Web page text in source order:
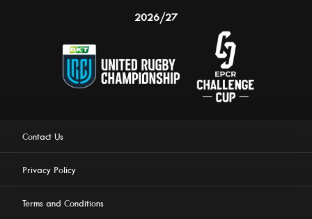
2026/27
Contact Us
Privacy Policy
Terms and Conditions